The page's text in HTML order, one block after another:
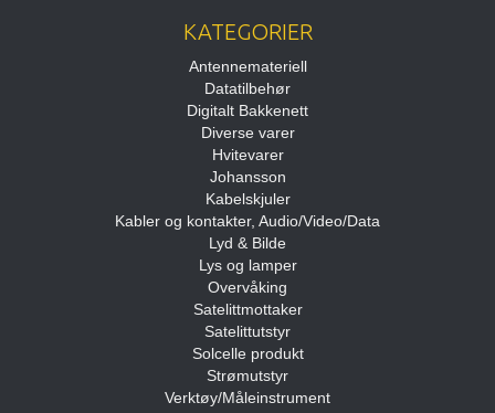
KATEGORIER
Antennemateriell
Datatilbehør
Digitalt Bakkenett
Diverse varer
Hvitevarer
Johansson
Kabelskjuler
Kabler og kontakter, Audio/Video/Data
Lyd & Bilde
Lys og lamper
Overvåking
Satelittmottaker
Satelittutstyr
Solcelle produkt
Strømutstyr
Verktøy/Måleinstrument